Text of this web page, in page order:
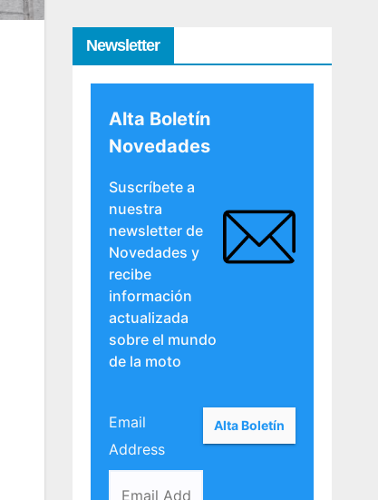
Newsletter
Alta Boletín
Novedades
Suscríbete a
nuestra
newsletter de
Novedades y
recibe
información
actualizada
sobre el mundo
de la moto
Email
Address